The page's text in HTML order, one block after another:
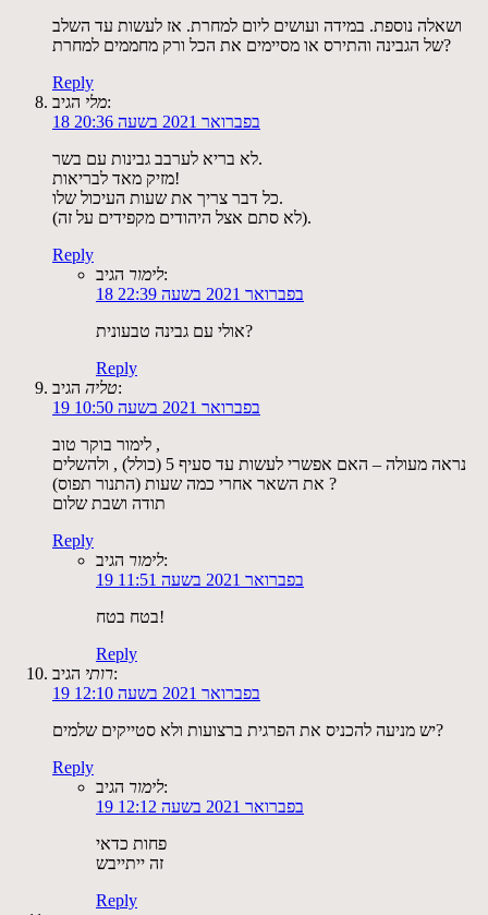
ושאלה נוספת. במידה ועושים ליום למחרת. אז לעשות עד השלב
של הגבינה והתירס או מסיימים את הכל ורק מחממים למחרת?
Reply
מליהגיב:
18 בפברואר 2021 בשעה 20:36
לא בריא לערבב גבינות עם בשר.
מזיק מאד לבריאות!
כל דבר צריך את שעות העיכול שלו.
(לא סתם אצל היהודים מקפידים על זה).
Reply
לימורהגיב:
18 בפברואר 2021 בשעה 22:39
אולי עם גבינה טבעונית?
Reply
טליההגיב:
19 בפברואר 2021 בשעה 10:50
לימור בוקר טוב ,
נראה מעולה – האם אפשרי לעשות עד סעיף 5 (כולל) , ולהשלים
את השאר אחרי כמה שעות (התנור תפוס) ?
תודה ושבת שלום
Reply
לימורהגיב:
19 בפברואר 2021 בשעה 11:51
בטח בטח!
Reply
רותיהגיב:
19 בפברואר 2021 בשעה 12:10
יש מניעה להכניס את הפרגית ברצועות ולא סטייקים שלמים?
Reply
לימורהגיב:
19 בפברואר 2021 בשעה 12:12
פחות כדאי
זה ייתייבש
Reply